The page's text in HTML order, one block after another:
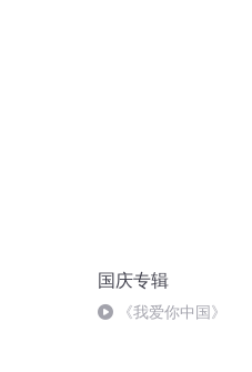
国庆专辑
《我爱你中国》